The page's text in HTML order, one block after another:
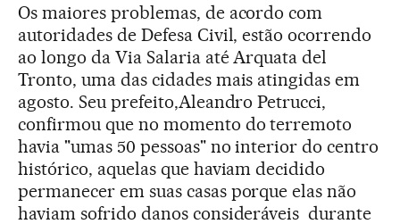
Os maiores problemas, de acordo com
autoridades de Defesa Civil, estão ocorrendo
ao longo da Via Salaria até Arquata del
Tronto, uma das cidades mais atingidas em
agosto. Seu prefeito,Aleandro Petrucci,
confirmou que no momento do terremoto
havia "umas 50 pessoas" no interior do centro
histórico, aquelas que haviam decidido
permanecer em suas casas porque elas não
haviam sofrido danos consideráveis durante